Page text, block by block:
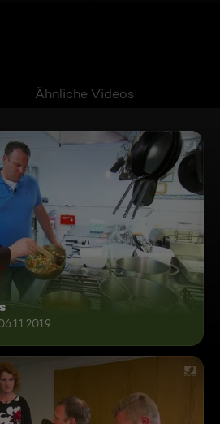
Ähnliche Videos